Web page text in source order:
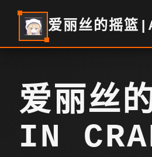
爱丽丝的摇篮
爱丽丝
IN